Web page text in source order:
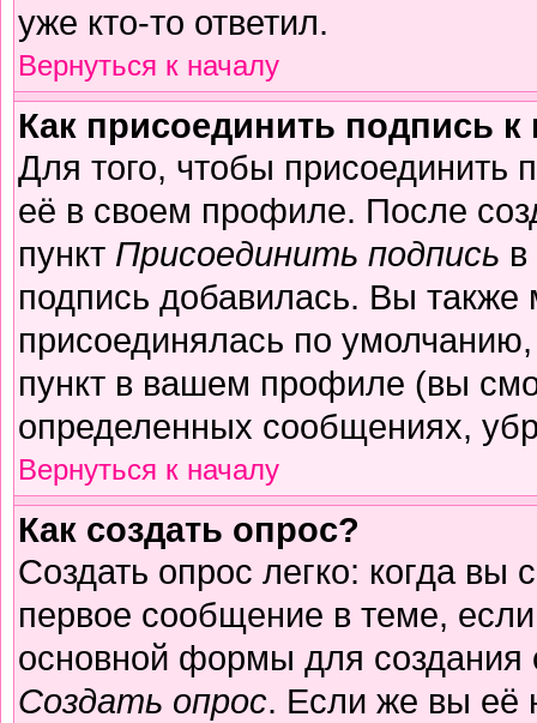
уже кто-то ответил.
Вернуться к началу
Как присоединить подпись
Для того, чтобы присоединить
её в своем профиле. После
пункт Присоединить подпись
подпись добавилась. Вы также
присоединялась по
пункт в вашем профиле (вы
определенных сообщениях,
Вернуться к началу
Как создать опрос?
Создать опрос легко: когда вы
первое сообщение в теме,
основной формы для
Создать опрос. Если же вы её